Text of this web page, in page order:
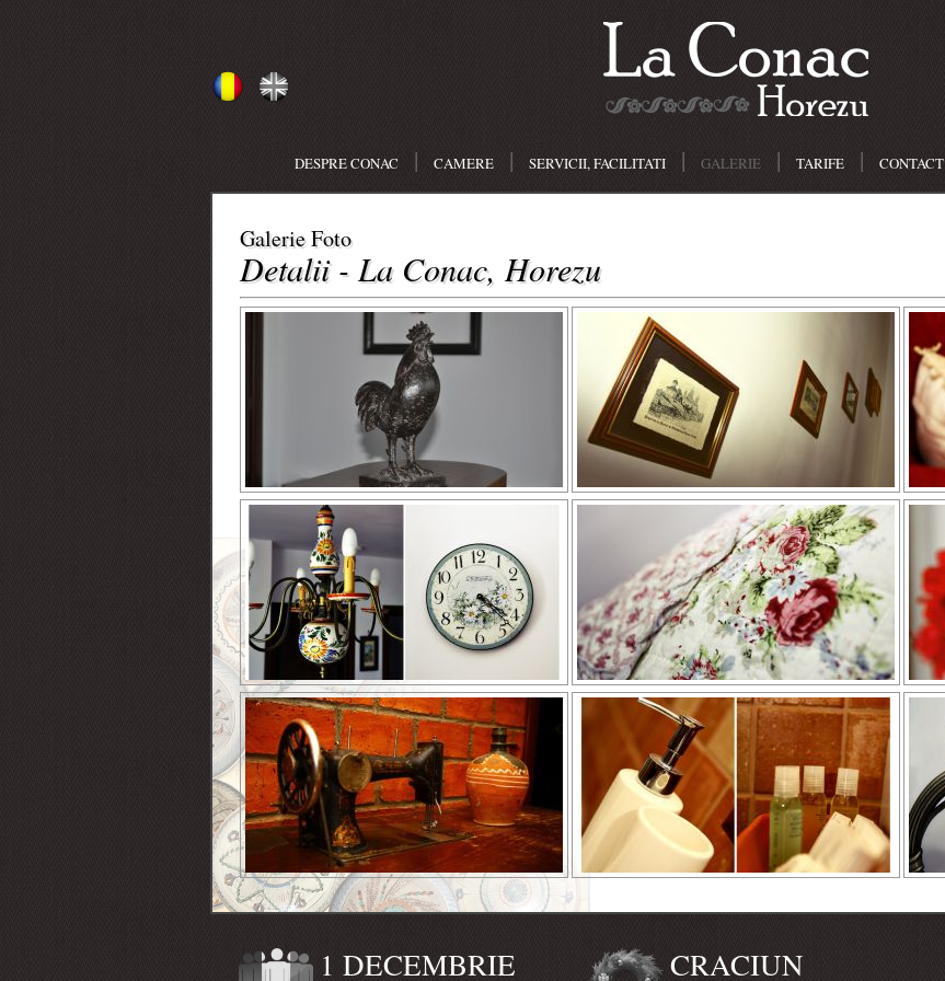
DESPRE CONAC | CAMERE | SERVICII, FACILITATI | GALERIE | TARIFE | CONTACT
Galerie Foto
Detalii - La Conac, Horezu
1 DECEMBRIE CRACIUN